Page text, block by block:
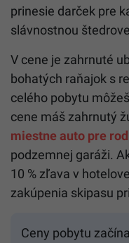
prinesie darček pre
slávnostnou
V cene je zahrnuté
bohatých raňajok s
celého pobytu
cene máš zahrnutý
miestne auto pre
podzemnej garáži.
10 % zľava v
zakúpenia skipasu
Ceny pobytu